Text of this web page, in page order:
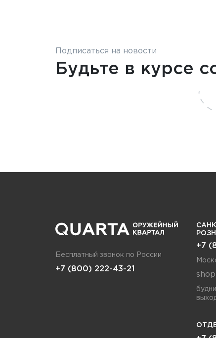
Подписаться на новости
Будьте в курсе
Бесплатный звонок по России
+7 (800) 222-43-21
+7